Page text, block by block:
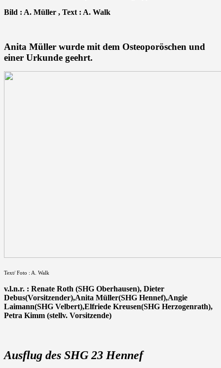
Bild : A. Müller , Text : A. Walk
Anita Müller wurde mit dem Osteoporöschen und
einer Urkunde geehrt.
Text/ Foto : A. Walk
v.l.n.r. : Renate Roth (SHG Oberhausen), Dieter
Debus(Vorsitzender),Anita Müller(SHG Hennef),Angie
Laimann(SHG Velbert),Elfriede Kreusen(SHG Herzogenrath),
Petra Kimm (stellv. Vorsitzende)
Ausflug des SHG 23 Hennef